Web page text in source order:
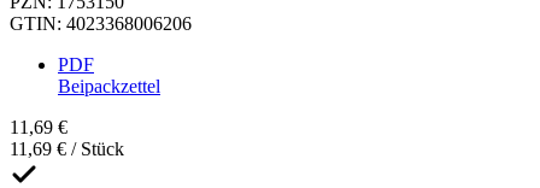
GTIN: 4023368006206
PDF
Beipackzettel
11,69 €
11,69 € / Stück